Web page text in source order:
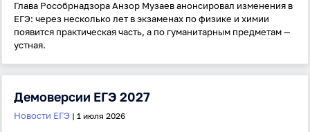
Глава Рособрнадзора Анзор Музаев анонсировал изменения в
ЕГЭ: через несколько лет в экзаменах по физике и химии
появится практическая часть, а по гуманитарным предметам —
устная.
Демоверсии ЕГЭ 2027
Новости ЕГЭ | 1 июля 2026